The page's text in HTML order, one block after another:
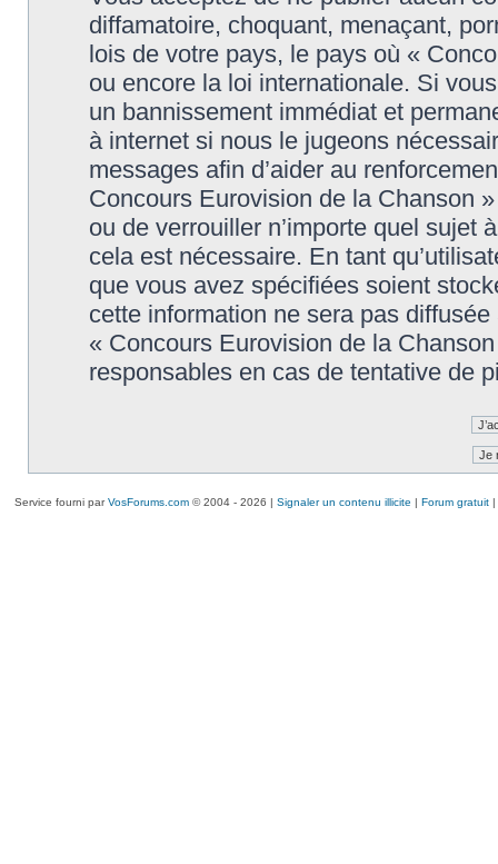
diffamatoire, choquant, menaçant,
lois de votre pays, le pays où «
ou encore la loi internationale. Si
un bannissement immédiat et
à internet si nous le jugeons
messages afin d’aider au
Concours Eurovision de la Chanson
ou de verrouiller n’importe quel sujet
cela est nécessaire. En tant
que vous avez spécifiées soient
cette information ne sera pas
« Concours Eurovision de la
responsables en cas de tentative de
Service fourni parVosForums.com© 2004 - 2026 | Signaler un contenu illicite | Forum gratuit|